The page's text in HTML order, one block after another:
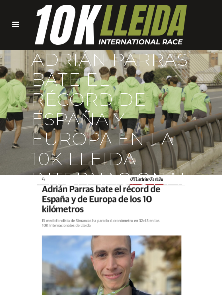
ADRIÁN PARRAS
BATE EL
RÉCORD DE
ESPAÑA Y
EUROPA EN LA
10K LLEIDA
INTERNACIONAL